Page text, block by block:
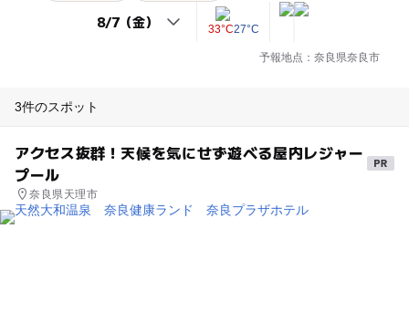
33°C27°C
予報地点：奈良県奈良市
3件のスポット
アクセス抜群！天候を気にせず遊べる屋内レジャー
プール
奈良県天理市